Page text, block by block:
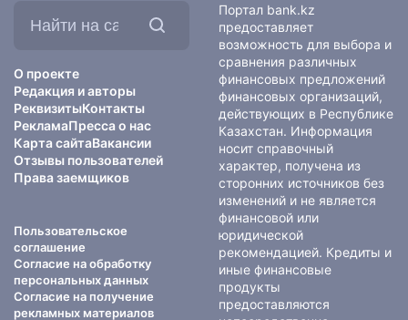
О проекте
Редакция и авторы
РеквизитыКонтакты
РекламаПресса о нас
Карта сайтаВакансии
Отзывы пользователей
Права заемщиков
Пользовательское
соглашение
Согласие на обработку
персональных данных
Согласие на получение
рекламных материалов
Портал bank.kz
предоставляет
возможность для выбора и
сравнения различных
финансовых предложений
финансовых организаций,
действующих в Республике
Казахстан. Информация
носит справочный
характер, получена из
сторонних источников без
изменений и не является
финансовой или
юридической
рекомендацией. Кредиты и
иные финансовые
продукты
предоставляются